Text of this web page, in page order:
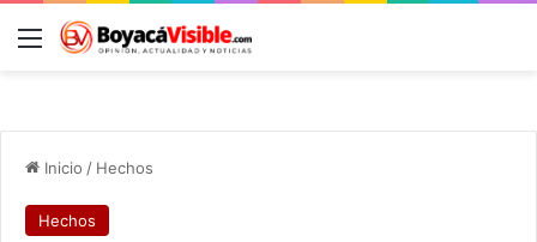
Menú
Inicio / Hechos
Hechos